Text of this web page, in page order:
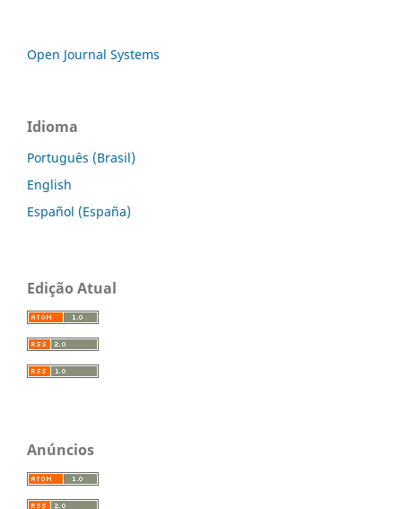
Open Journal Systems
Idioma
Português (Brasil)
English
Español (España)
Edição Atual
Anúncios